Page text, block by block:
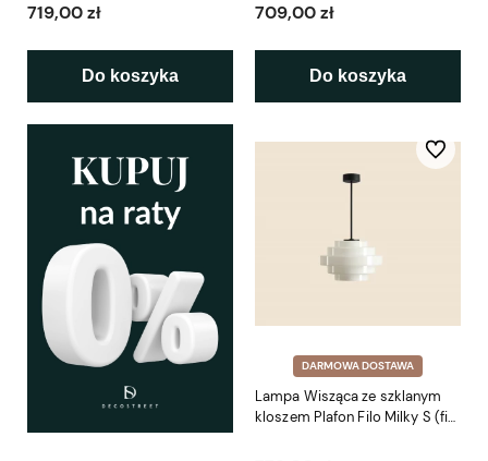
719,00 zł
Do koszyka
709,00 zł
Do koszyka
DARMOWA DOSTAWA
Lampa Wisząca ze szklanym
kloszem Plafon Filo Milky S (fi
Do